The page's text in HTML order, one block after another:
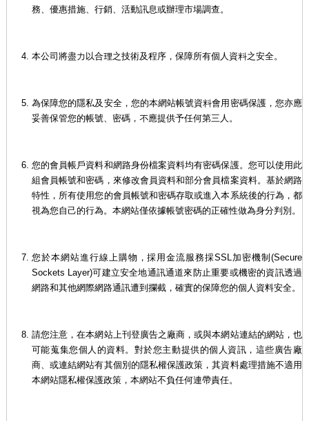
務、優惠措施、行銷、活動訊息或辦理市場調查。
本公司將盡力以合理之技術及程序，保障所有個人資料之安全。
為保障您的隱私及安全，您的本網站帳號資料會用密碼保護，您亦應
妥善保管您的帳號、密碼，不應提供予任何第三人。
您的會員帳戶資料和網路身份檔案資料均有密碼保護。您可以使用此
組會員帳號和密碼，來修改會員資料和部分會員檔案資料。基於網路
特性，所有使用您的會員帳號和密碼存取或進入本系統後的行為，都
視為您自己的行為。本網站僅依據帳號密碼的正確性做為身分判別。
您於本網站進行線上購物，採用金流服務採SSL加密機制(Secure
Sockets Layer)可建立安全地通訊通道來防止重要或機密的資訊透過
網路和其他網際網路通訊遭到攔截，確實的保障您的個人資料安全。
請您注意，在本網站上刊登廣告之廠商，或與本網站連結的網站，也
可能蒐集您個人的資料。對於您主動提供的個人資訊，這些廣告廠
商、或連結網站有其個別的隱私權保護政策，其資料處理措施不適用
本網站隱私權保護政策，本網站不負任何連帶責任。